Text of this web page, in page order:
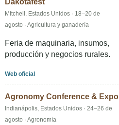
Dakotafest
Mitchell, Estados Unidos · 18–20 de
agosto · Agricultura y ganadería
Feria de maquinaria, insumos,
producción y negocios rurales.
Web oficial
Agronomy Conference & Expo
Indianápolis, Estados Unidos · 24–26 de
agosto · Agronomía